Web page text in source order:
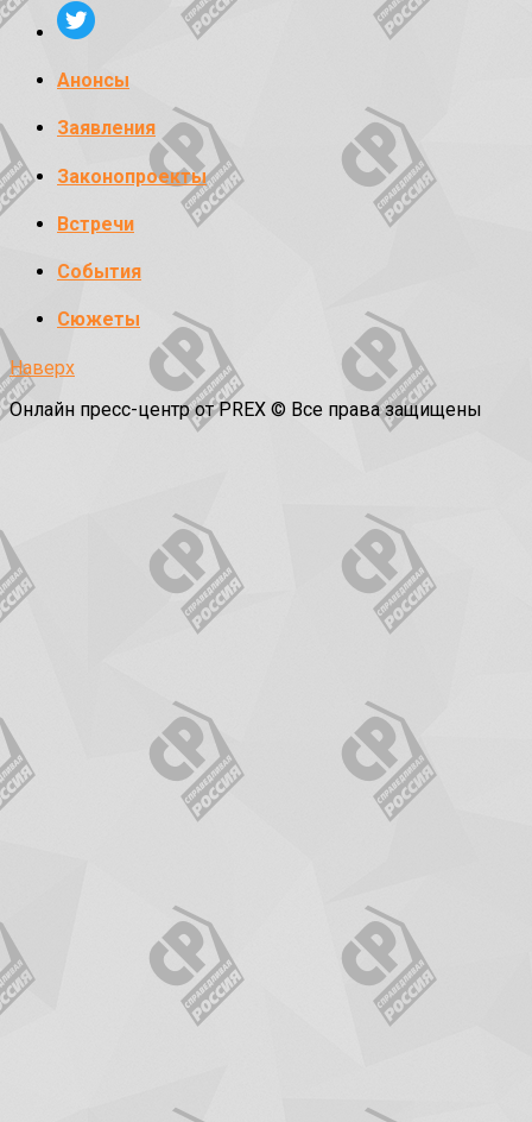
Анонсы
Заявления
Законопроекты
Встречи
События
Сюжеты
Наверх
Онлайн пресс-центр от PREX © Все права защищены